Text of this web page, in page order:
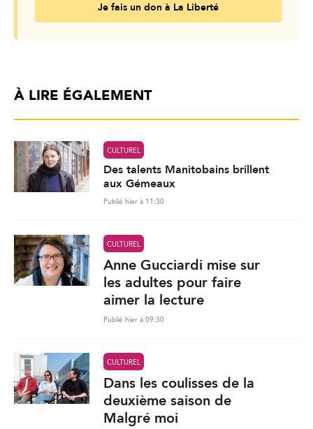
Je fais un don à La Liberté
À LIRE ÉGALEMENT
CULTUREL
Des talents Manitobains brillent
aux Gémeaux
Publié hier à 11:30
CULTUREL
Anne Gucciardi mise sur
les adultes pour faire
aimer la lecture
Publié hier à 09:30
CULTUREL
Dans les coulisses de la
deuxième saison de
Malgré moi